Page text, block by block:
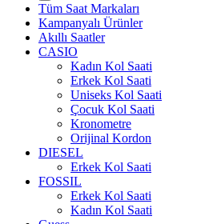
Tüm Saat Markaları
Kampanyalı Ürünler
Akıllı Saatler
CASIO
Kadın Kol Saati
Erkek Kol Saati
Uniseks Kol Saati
Çocuk Kol Saati
Kronometre
Orijinal Kordon
DIESEL
Erkek Kol Saati
FOSSIL
Erkek Kol Saati
Kadın Kol Saati